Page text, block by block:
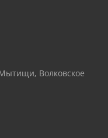
Волковское